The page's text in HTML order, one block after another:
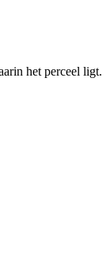
het perceel ligt.